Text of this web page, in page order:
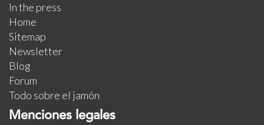
In the press
Home
Sitemap
Newsletter
Blog
Forum
Todo sobre el jamón
Menciones legales